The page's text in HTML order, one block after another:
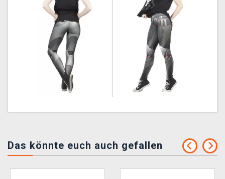
Das könnte euch auch gefallen